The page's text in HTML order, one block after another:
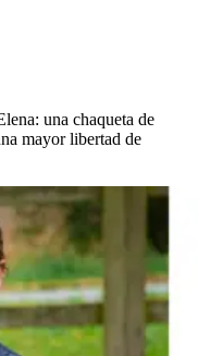
una chaqueta de
mayor libertad de